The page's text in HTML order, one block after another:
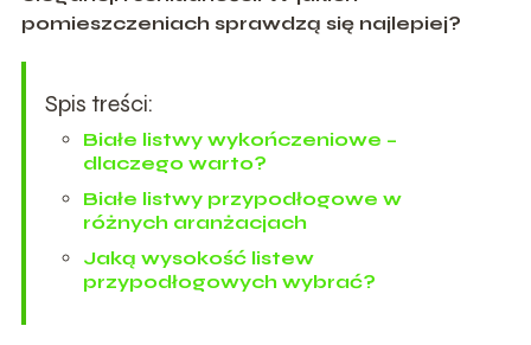
pomieszczeniach sprawdzą się najlepiej?
Spis treści:
Białe listwy wykończeniowe –
dlaczego warto?
Białe listwy przypodłogowe w
różnych aranżacjach
Jaką wysokość listew
przypodłogowych wybrać?